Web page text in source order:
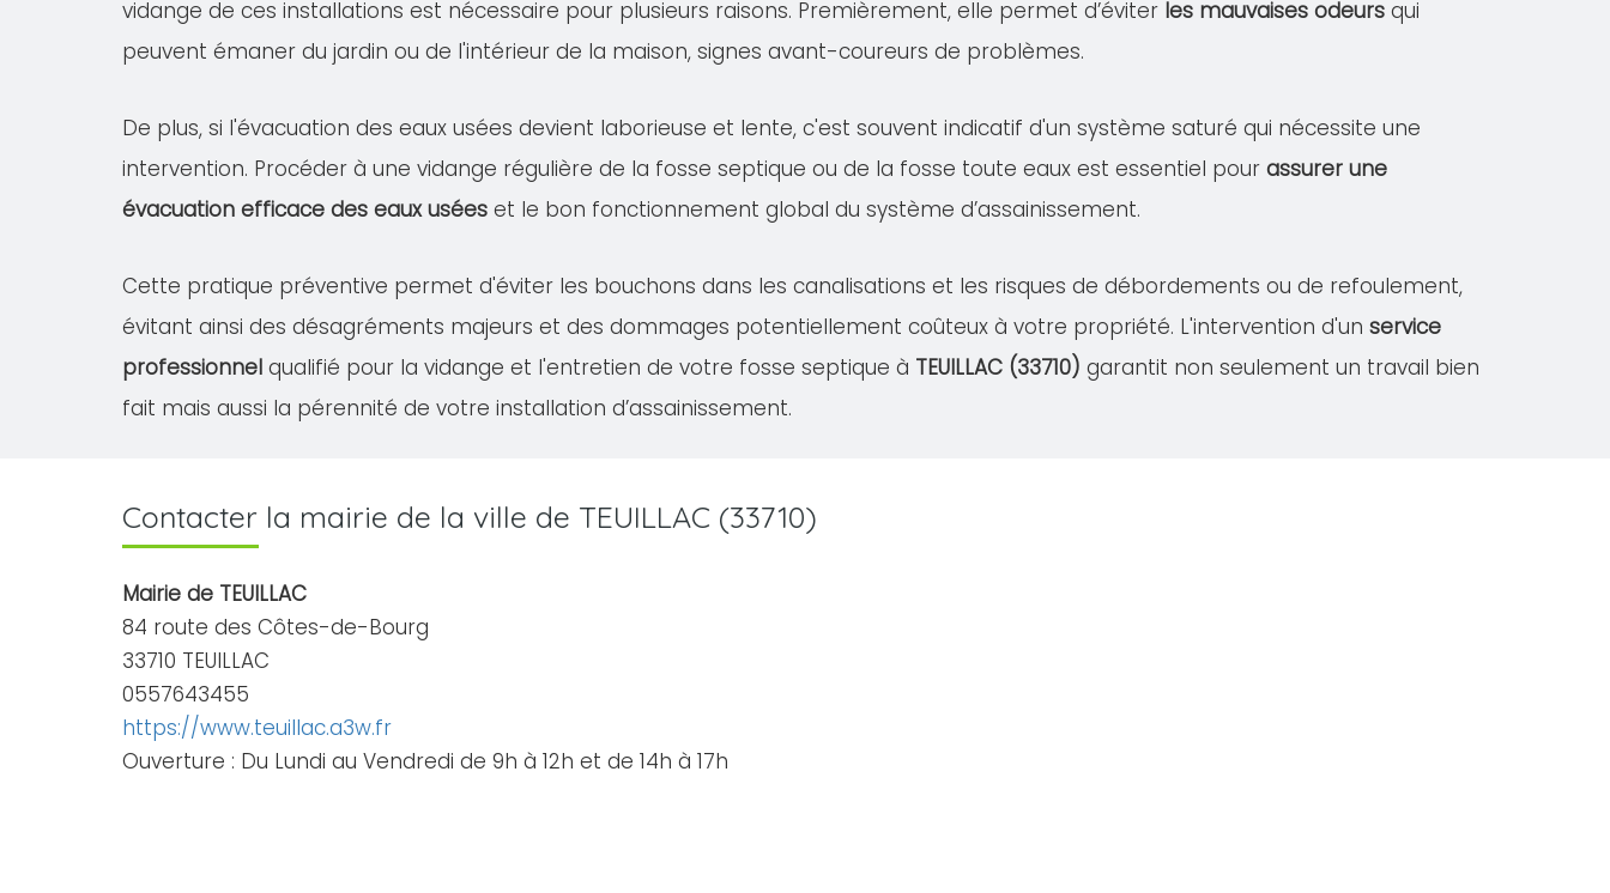
vidange de ces installations est nécessaire pour plusieurs raisons. Premièrement, elle permet d’éviter les mauvaises odeurs qui
peuvent émaner du jardin ou de l'intérieur de la maison, signes avant-coureurs de problèmes.
De plus, si l'évacuation des eaux usées devient laborieuse et lente, c'est souvent indicatif d'un système saturé qui nécessite une
intervention. Procéder à une vidange régulière de la fosse septique ou de la fosse toute eaux est essentiel pour assurer une
évacuation efficace des eaux usées et le bon fonctionnement global du système d’assainissement.
Cette pratique préventive permet d'éviter les bouchons dans les canalisations et les risques de débordements ou de refoulement,
évitant ainsi des désagréments majeurs et des dommages potentiellement coûteux à votre propriété. L'intervention d'un service
professionnel qualifié pour la vidange et l'entretien de votre fosse septique à TEUILLAC (33710) garantit non seulement un travail bien
fait mais aussi la pérennité de votre installation d’assainissement.
Contacter la mairie de la ville de TEUILLAC (33710)
Mairie de TEUILLAC
84 route des Côtes-de-Bourg
33710 TEUILLAC
0557643455
https://www.teuillac.a3w.fr
Ouverture : Du Lundi au Vendredi de 9h à 12h et de 14h à 17h